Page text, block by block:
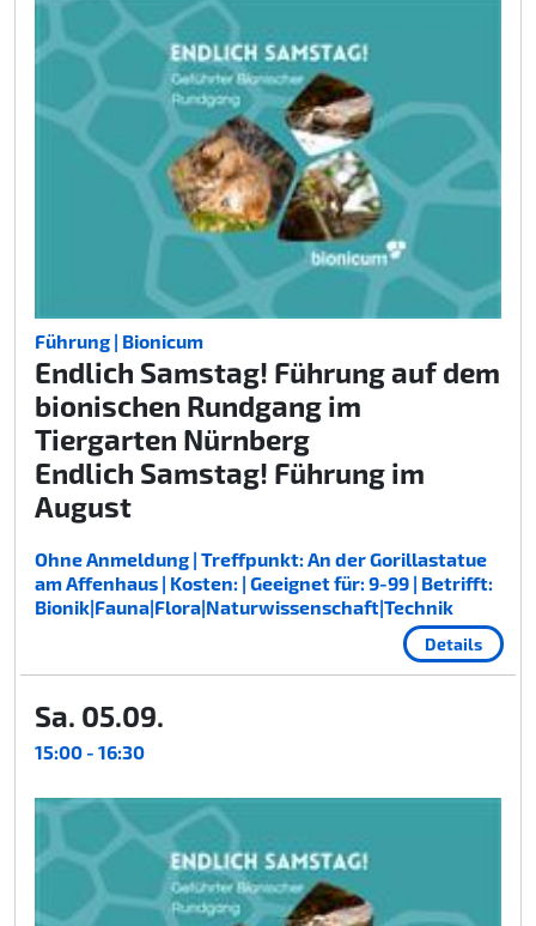
Führung | Bionicum
Endlich Samstag! Führung auf dem
bionischen Rundgang im
Tiergarten Nürnberg
Endlich Samstag! Führung im
August
Ohne Anmeldung | Treffpunkt: An der Gorillastatue
am Affenhaus | Kosten: | Geeignet für: 9-99 | Betrifft:
Bionik|Fauna|Flora|Naturwissenschaft|Technik
Details
Sa. 05.09.
15:00 - 16:30